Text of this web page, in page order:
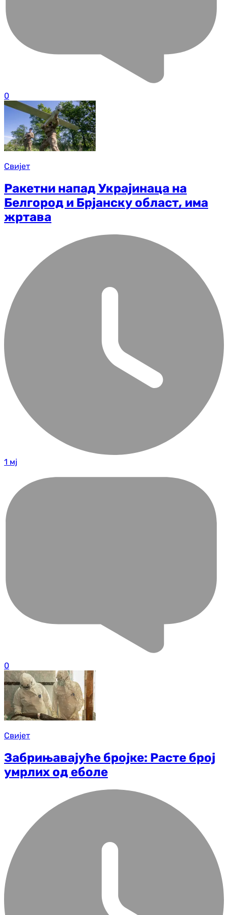
0
Свијет
Ракетни напад Украјинаца на
Белгород и Брјанску област, има
жртава
1 мј
0
Свијет
Забрињавајуће бројке: Расте број
умрлих од еболе